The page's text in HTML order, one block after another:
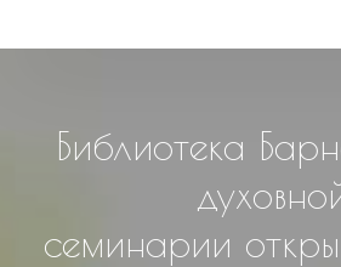
Библиотека
семинарии